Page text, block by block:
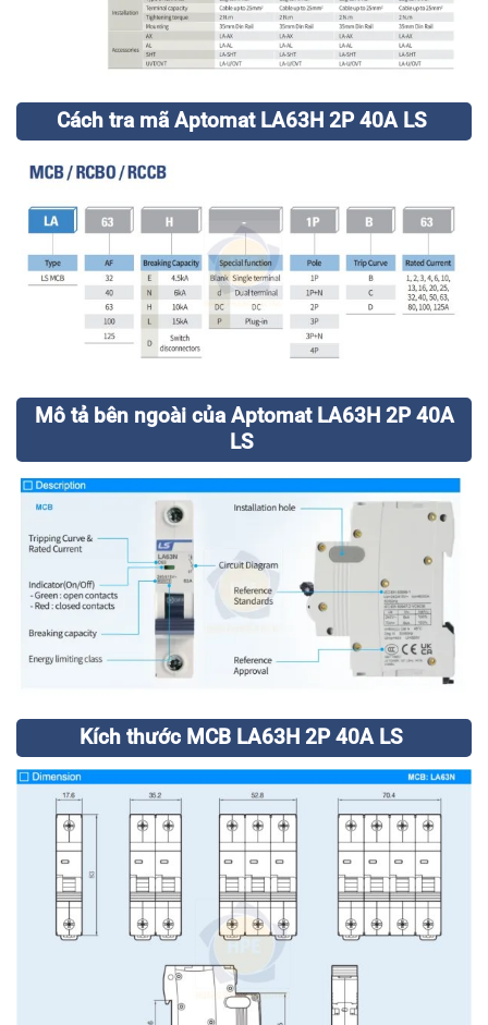
Cách tra mã Aptomat LA63H 2P 40A LS
Mô tả bên ngoài của Aptomat LA63H 2P 40A
LS
Kích thước MCB LA63H 2P 40A LS